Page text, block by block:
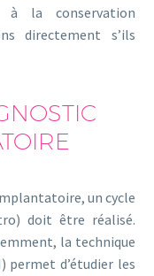
à la conservation
directement s’ils
un cycle
doit être réalisé.
la technique
d’étudier les